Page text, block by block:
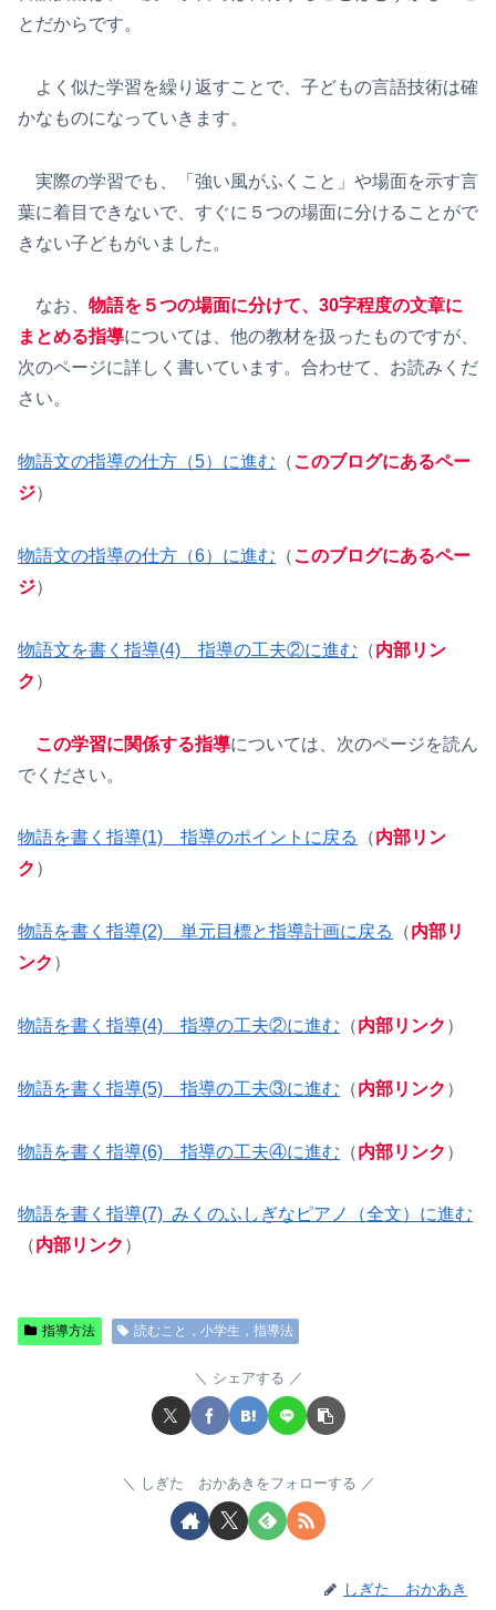
とだからです。
よく似た学習を繰り返すことで、子どもの言語技術は確
かなものになっていきます。
実際の学習でも、「強い風がふくこと」や場面を示す言
葉に着目できないで、すぐに５つの場面に分けることがで
きない子どもがいました。
なお、 物語を５つの場面に分けて、30字程度の文章に
まとめる指導については、他の教材を扱ったものですが、
次のページに詳しく書いています。合わせて、お読みくだ
さい。
物語文の指導の仕方（5）に進む （このブログにあるペー
ジ）
物語文の指導の仕方（6）に進む （このブログにあるペー
ジ）
物語文を書く指導(4) 指導の工夫②に進む （内部リン
ク ）
この学習に関係する指導については、次のページを読ん
でください。
物語を書く指導(1) 指導のポイントに戻る （内部リン
ク ）
物語を書く指導(2) 単元目標と指導計画に戻る （内部リ
ンク ）
物語を書く指導(4) 指導の工夫②に進む （内部リンク ）
物語を書く指導(5) 指導の工夫③に進む （内部リンク ）
物語を書く指導(6) 指導の工夫④に進む （内部リンク ）
物語を書く指導(7) みくのふしぎなピアノ（全文）に進む
（内部リンク ）
指導方法 読むこと，小学生，指導法
シェアする
しぎた おかあきをフォローする
しぎた おかあき